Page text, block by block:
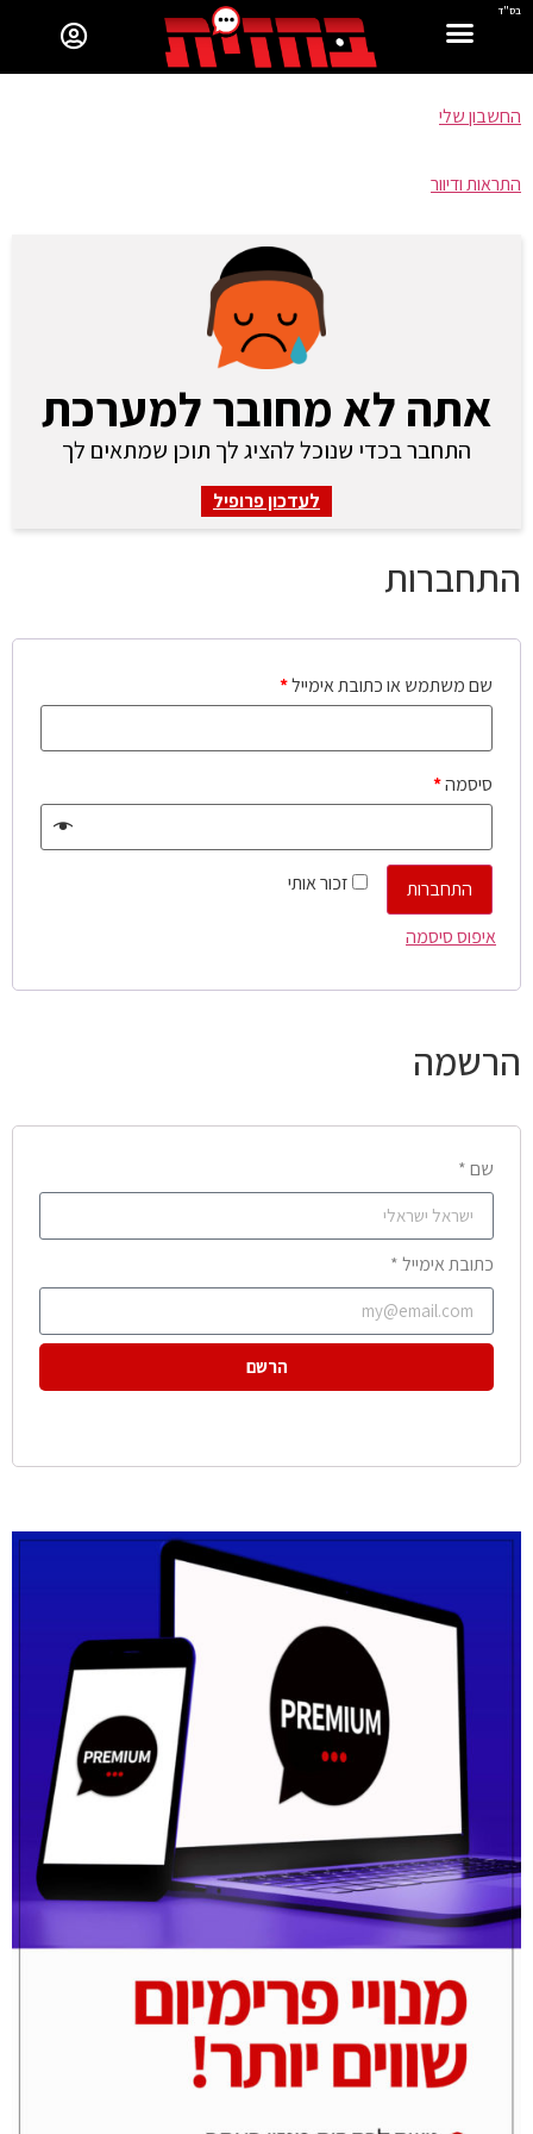
בס"ד
החשבון שלי
התראות ודיוור
אתה לא מחובר למערכת
התחבר בכדי שנוכל להציג לך תוכן שמתאים לך
לעדכון פרופיל
התחברות
שם משתמש או כתובת אימייל*
סיסמה*
זכור אותי
התחברות
איפוס סיסמה
הרשמה
שם *
כתובת אימייל *
הרשם